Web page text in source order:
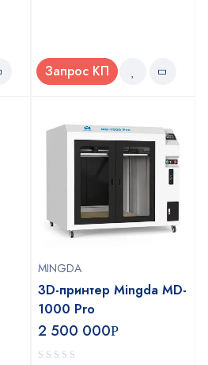
Запрос КП
MINGDA
3D-принтер Mingda MD-
1000 Pro
2 500 000Р